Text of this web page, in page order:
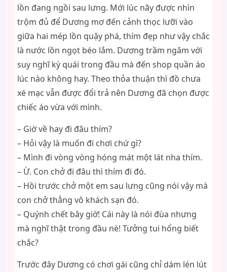
lồn đang ngồi sau lưng. Mới lúc nãy được nhìn
trộm đủ để Dương mơ đến cảnh thọc lưỡi vào
giữa hai mép lồn quậy phá, thím đẹp như vậy chắc
là nước lồn ngọt béo lắm. Dương trầm ngâm với
suy nghĩ kỳ quái trong đầu mà đến shop quần áo
lúc nào không hay. Theo thỏa thuận thì đồ chưa
xé mạc vẫn được đổi trả nên Dương đã chọn được
chiếc áo vừa với mình.
– Giờ về hay đi đâu thím?
– Hỏi vậy là muốn đi chơi chứ gì?
– Mình đi vòng vòng hóng mát một lát nha thím.
– Ừ. Con chở đi đâu thì thím đi đó.
– Hồi trước chở một em sau lưng cũng nói vậy mà
con chở thẳng vô khách sạn đó.
– Quýnh chết bây giờ! Cái này là nói đùa nhưng
mà nghĩ thật trong đầu nè! Tưởng tui hổng biết
chắc?
Trước đây Dương có chơi gái cũng chỉ dám lén lút